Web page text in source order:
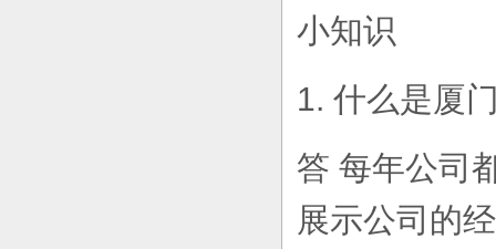
小知识
1. 什么是厦
答 每年公司
展示公司的